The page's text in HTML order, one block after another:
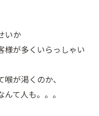
いか
様が多くいらっしゃい
が渇くのか、
て人も。。。